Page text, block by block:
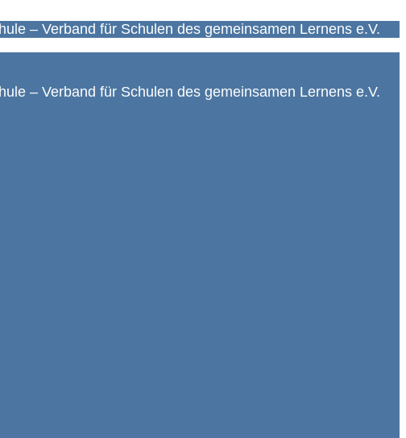
– Verband für Schulen des gemeinsamen Lernens e.V.
– Verband für Schulen des gemeinsamen Lernens e.V.